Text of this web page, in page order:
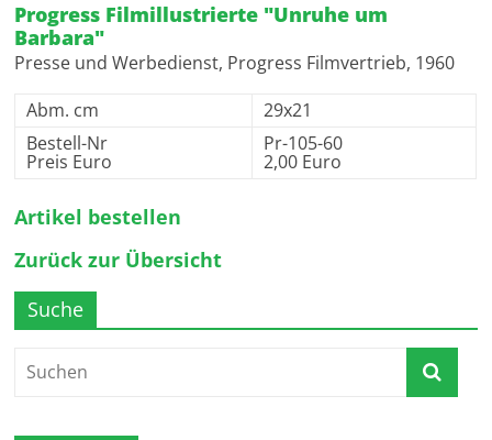
Progress Filmillustrierte "Unruhe um
Barbara"
Presse und Werbedienst, Progress Filmvertrieb, 1960
Abm. cm
29x21
Bestell-Nr
Preis Euro
Pr-105-60
2,00 Euro
Artikel bestellen
Zurück zur Übersicht
Suche